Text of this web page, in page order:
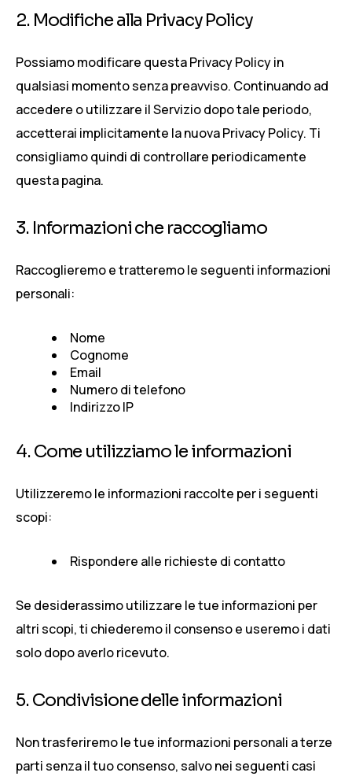
2. Modifiche alla Privacy Policy
Possiamo modificare questa Privacy Policy in
qualsiasi momento senza preavviso. Continuando ad
accedere o utilizzare il Servizio dopo tale periodo,
accetterai implicitamente la nuova Privacy Policy. Ti
consigliamo quindi di controllare periodicamente
questa pagina.
3. Informazioni che raccogliamo
Raccoglieremo e tratteremo le seguenti informazioni
personali:
Nome
Cognome
Email
Numero di telefono
Indirizzo IP
4. Come utilizziamo le informazioni
Utilizzeremo le informazioni raccolte per i seguenti
scopi:
Rispondere alle richieste di contatto
Se desiderassimo utilizzare le tue informazioni per
altri scopi, ti chiederemo il consenso e useremo i dati
solo dopo averlo ricevuto.
5. Condivisione delle informazioni
Non trasferiremo le tue informazioni personali a terze
parti senza il tuo consenso, salvo nei seguenti casi